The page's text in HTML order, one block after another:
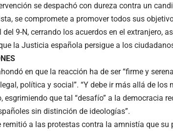
se despachó con dureza contra un
se compromete a promover todos sus
9-N, cerrando los acuerdos en el extranjero,
la Justicia española persigue a los
en que la reacción ha de ser “firme y
política y social”. “Y debe ir más allá de los
esgrimiendo que tal “desafío” a la democracia
sin distinción de ideologías”.
remitió a las protestas contra la amnistía que